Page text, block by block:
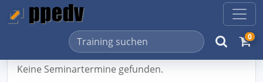
0
Keine Seminartermine gefunden.